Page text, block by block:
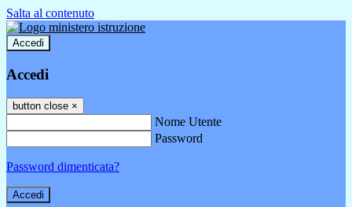
Salta al contenuto
Accedi
Accedi
button close ×
Nome Utente
Password
Password dimenticata?